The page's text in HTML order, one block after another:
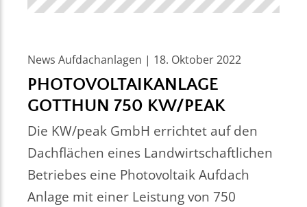
News Aufdachanlagen | 18. Oktober 2022
PHOTOVOLTAIKANLAGE
GOTTHUN 750 KW/PEAK
Die KW/peak GmbH errichtet auf den
Dachflächen eines Landwirtschaftlichen
Betriebes eine Photovoltaik Aufdach
Anlage mit einer Leistung von 750